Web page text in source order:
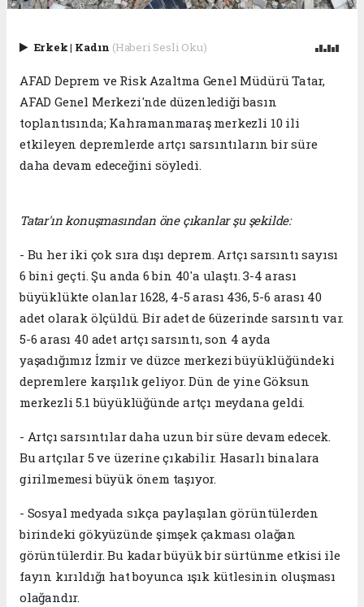
Erkek| Kadın (Haberi Sesli Oku)
AFAD Deprem ve Risk Azaltma Genel Müdürü Tatar,
AFAD Genel Merkezi'nde düzenlediği basın
toplantısında; Kahramanmaraş merkezli 10 ili
etkileyen depremlerde artçı sarsıntıların bir süre
daha devam edeceğini söyledi.
Tatar'ın konuşmasından öne çıkanlar şu şekilde:
- Bu her iki çok sıra dışı deprem. Artçı sarsıntı sayısı
6 bini geçti. Şu anda 6 bin 40'a ulaştı. 3-4 arası
büyüklükte olanlar 1628, 4-5 arası 436, 5-6 arası 40
adet olarak ölçüldü. Bir adet de 6üzerinde sarsıntı var.
5-6 arası 40 adet artçı sarsıntı, son 4 ayda
yaşadığımız İzmir ve düzce merkezi büyüklüğündeki
depremlere karşılık geliyor. Dün de yine Göksun
merkezli 5.1 büyüklüğünde artçı meydana geldi.
- Artçı sarsıntılar daha uzun bir süre devam edecek.
Bu artçılar 5 ve üzerine çıkabilir. Hasarlı binalara
girilmemesi büyük önem taşıyor.
- Sosyal medyada sıkça paylaşılan görüntülerden
birindeki gökyüzünde şimşek çakması olağan
görüntülerdir. Bu kadar büyük bir sürtünme etkisi ile
fayın kırıldığı hat boyunca ışık kütlesinin oluşması
olağandır.